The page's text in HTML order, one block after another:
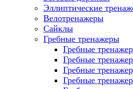
Эллиптические
Велотренажеры
Сайклы
Гребные тренажеры
Гребные
Гребные
Гребные
Гребные